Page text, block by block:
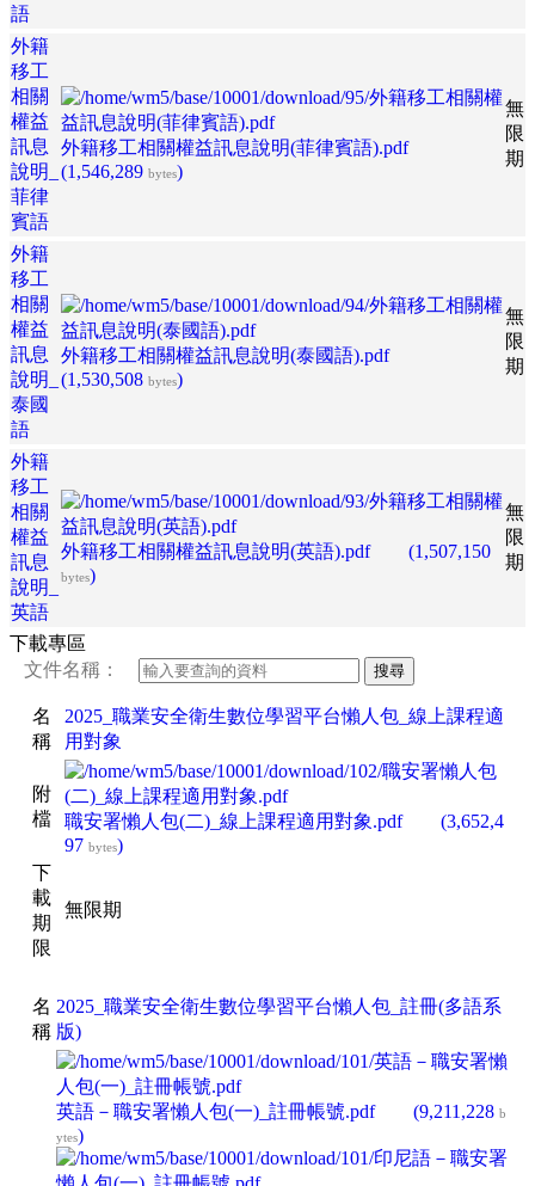
語
外籍
移工
相關
權益
訊息
說明_
菲律
賓語
外籍移工相關權益訊息說明(菲律賓語).pdf
(1,546,289 bytes)
無
限
期
外籍
移工
相關
權益
訊息
說明_
泰國
語
外籍移工相關權益訊息說明(泰國語).pdf
(1,530,508 bytes)
無
限
期
外籍
移工
相關
權益
訊息
說明_
英語
外籍移工相關權益訊息說明(英語).pdf (1,507,150
bytes)
無
限
期
下載專區
文件名稱：
搜尋
名
稱
2025_職業安全衛生數位學習平台懶人包_線上課程適
用對象
附
檔
職安署懶人包(二)_線上課程適用對象.pdf (3,652,4
97 bytes)
下
載
期
限
無限期
名
稱
2025_職業安全衛生數位學習平台懶人包_註冊(多語系
版)
英語－職安署懶人包(一)_註冊帳號.pdf (9,211,228 b
ytes)